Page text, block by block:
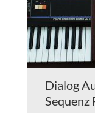
Dialog
Sequenz